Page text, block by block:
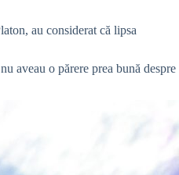
au considerat că lipsa
aveau o părere prea bună despre